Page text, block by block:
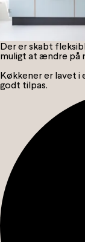
Der er skabt
muligt at ændre på
Køkkener er lavet i
godt tilpas.